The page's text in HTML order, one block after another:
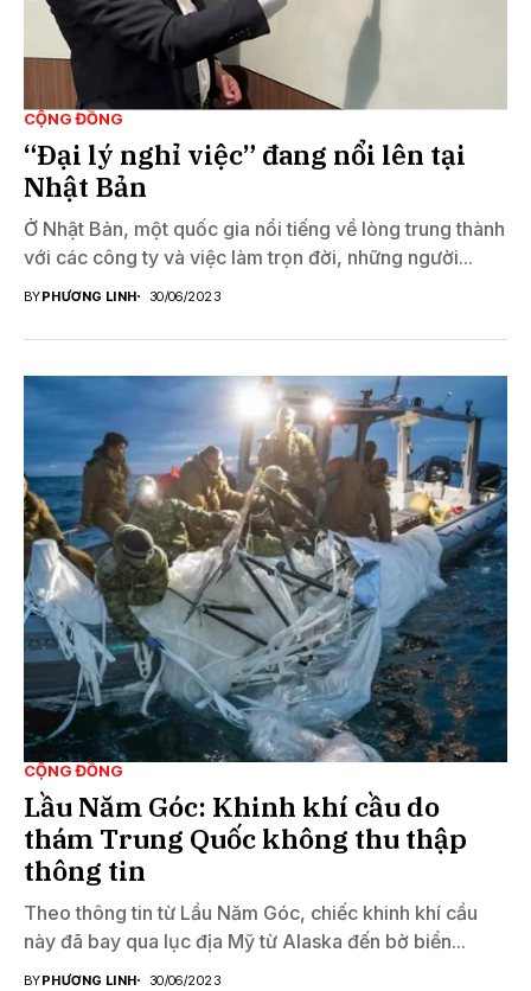
CỘNG ĐỒNG
“Đại lý nghỉ việc” đang nổi lên tại
Nhật Bản
Ở Nhật Bản, một quốc gia nổi tiếng về lòng trung thành
với các công ty và việc làm trọn đời, những người...
BYPHƯƠNG LINH 30/06/2023
CỘNG ĐỒNG
Lầu Năm Góc: Khinh khí cầu do
thám Trung Quốc không thu thập
thông tin
Theo thông tin từ Lầu Năm Góc, chiếc khinh khí cầu
này đã bay qua lục địa Mỹ từ Alaska đến bờ biển...
BYPHƯƠNG LINH 30/06/2023